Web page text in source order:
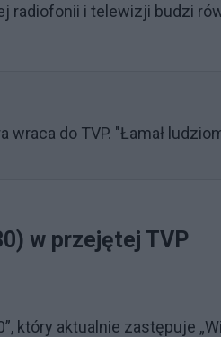
radiofonii i telewizji budzi
do TVP. "Łamał
w przejętej TVP
który aktualnie zastępuje